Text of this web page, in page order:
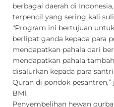
berbagai daerah di
terpencil yang sering kali
“Program ini bertujuan
berlipat ganda kepada para
mendapatkan pahala dari
mendapatkan pahala
disalurkan kepada para
Quran di pondok
BMI.
Penyembelihan hewan